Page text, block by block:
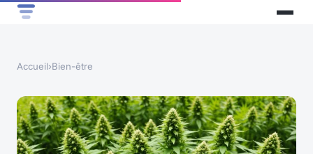
Accueil›Bien-être